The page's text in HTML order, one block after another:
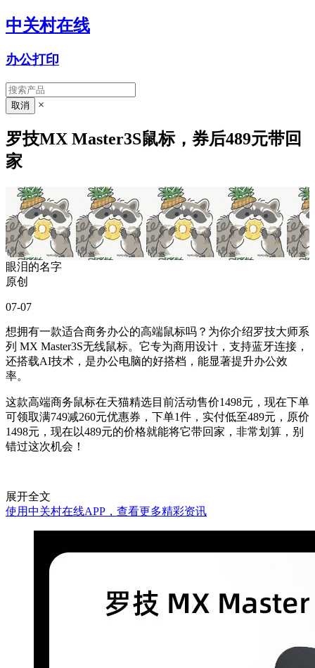
中关村在线
办公打印
×
罗技MX Master3S鼠标，券后489元带回
家
眼泪的名字
原创
07-07
想拥有一款适合商务办公的高端鼠标吗？为你介绍罗技大师系
列 MX Master3S无线鼠标。它专为商用设计，支持蓝牙连接，
还搭载AI技术，是办公电脑的好搭档，能显著提升办公效
率。
这款高端商务鼠标在天猫精选目前活动售价1498元，现在下单
可领取满749减260元优惠券，下单1件，实付低至489元，原价
1498元，现在以489元的价格就能将它带回家，非常划算，别
错过这次机会！
展开全文
使用中关村在线APP，查看更多精彩资讯